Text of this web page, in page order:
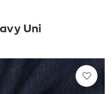
Uni